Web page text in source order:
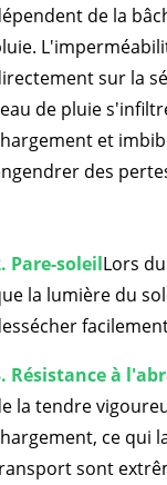
de la
sur la
de pluie
et
des
Pare-soleilLors
la lumière du
Résistance à
la tendre
ce qui
sont